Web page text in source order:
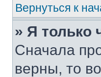
Вернуться к
» Я только
Сначала
верны, то